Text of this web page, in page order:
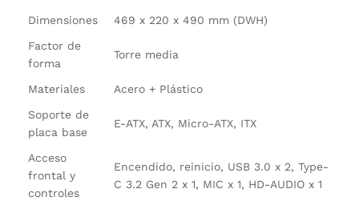
Dimensiones
469 x 220 x 490 mm (DWH)
Factor de
forma
Torre media
Materiales
Acero + Plástico
Soporte de
placa base
E-ATX, ATX, Micro-ATX, ITX
Acceso
frontal y
controles
Encendido, reinicio, USB 3.0 x 2, Type-
C 3.2 Gen 2 x 1, MIC x 1, HD-AUDIO x 1